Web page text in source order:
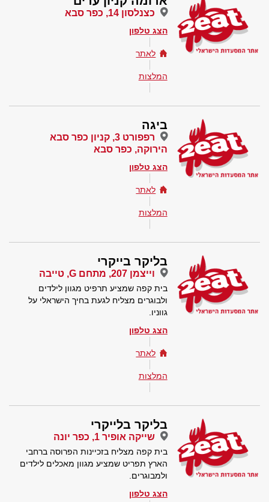
כצנלסון 14, כפר סבא
הצג טלפון
לאתר
המלצות
ביגה
רפפורט 3, קניון כפר סבא
הירוקה, כפר סבא
הצג טלפון
לאתר
המלצות
בליקר בייקרי
וייצמן 207, מתחם G, טייבה
בית קפה שמציע תרפיט מגוון לילדים
ולבוגרים מצליח לגעת בחיך הישראלי על
גווניו.
הצג טלפון
לאתר
המלצות
בליקר בלייקרי
שייקה אופיר 1, כפר יונה
בית קפה מצליח בזכיינות הפרוסה ברחבי
הארץ תפריט שמציע מגוון מאכלים לילדים
ולמבוגרים.
הצג טלפון